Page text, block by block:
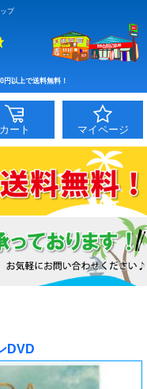
プ
円以上で送料無料！
カート マイページ
DVD